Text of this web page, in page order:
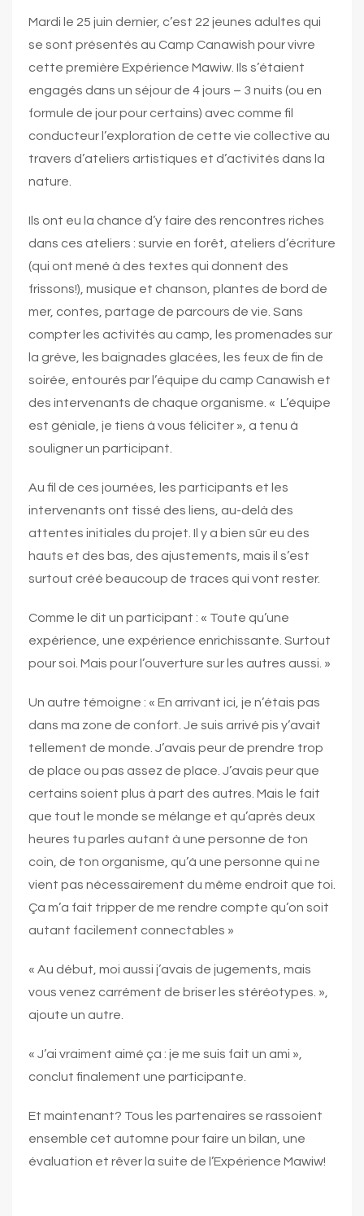
Mardi le 25 juin dernier, c’est 22 jeunes adultes qui
se sont présentés au Camp Canawish pour vivre
cette première Expérience Mawiw. Ils s’étaient
engagés dans un séjour de 4 jours – 3 nuits (ou en
formule de jour pour certains) avec comme fil
conducteur l’exploration de cette vie collective au
travers d’ateliers artistiques et d’activités dans la
nature.
Ils ont eu la chance d’y faire des rencontres riches
dans ces ateliers : survie en forêt, ateliers d’écriture
(qui ont mené à des textes qui donnent des
frissons!), musique et chanson, plantes de bord de
mer, contes, partage de parcours de vie. Sans
compter les activités au camp, les promenades sur
la grève, les baignades glacées, les feux de fin de
soirée, entourés par l’équipe du camp Canawish et
des intervenants de chaque organisme. « L’équipe
est géniale, je tiens à vous féliciter », a tenu à
souligner un participant.
Au fil de ces journées, les participants et les
intervenants ont tissé des liens, au-delà des
attentes initiales du projet. Il y a bien sûr eu des
hauts et des bas, des ajustements, mais il s’est
surtout créé beaucoup de traces qui vont rester.
Comme le dit un participant : « Toute qu’une
expérience, une expérience enrichissante. Surtout
pour soi. Mais pour l’ouverture sur les autres aussi. »
Un autre témoigne : « En arrivant ici, je n’étais pas
dans ma zone de confort. Je suis arrivé pis y’avait
tellement de monde. J’avais peur de prendre trop
de place ou pas assez de place. J’avais peur que
certains soient plus à part des autres. Mais le fait
que tout le monde se mélange et qu’après deux
heures tu parles autant à une personne de ton
coin, de ton organisme, qu’à une personne qui ne
vient pas nécessairement du même endroit que toi.
Ça m’a fait tripper de me rendre compte qu’on soit
autant facilement connectables »
« Au début, moi aussi j’avais de jugements, mais
vous venez carrément de briser les stéréotypes. »,
ajoute un autre.
« J’ai vraiment aimé ça : je me suis fait un ami »,
conclut finalement une participante.
Et maintenant? Tous les partenaires se rassoient
ensemble cet automne pour faire un bilan, une
évaluation et rêver la suite de l’Expérience Mawiw!